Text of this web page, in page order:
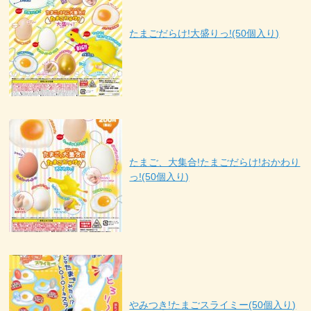
たまごだらけ!大盛りっ!(50個入り)
たまご、大集合!たまごだらけ!おかわり
っ!(50個入り)
やみつき!たまごスライミー(50個入り)